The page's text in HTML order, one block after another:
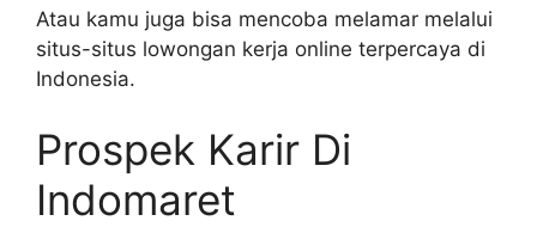
Atau kamu juga bisa mencoba melamar melalui
situs-situs lowongan kerja online terpercaya di
Indonesia.
Prospek Karir Di
Indomaret